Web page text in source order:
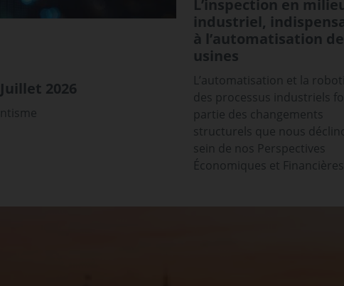
2026
L’inspection en
industriel,
à l’automatisation
usines
L’automatisation et la
des processus industriels
partie des changements
structurels que nous
sein de nos Perspectives
Économiques et